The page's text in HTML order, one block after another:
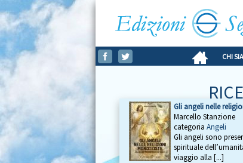
CHI
Gli angeli nelle
Marcello Stanzione
categoria Angeli
Gli angeli sono
spirituale
viaggio alla [...]